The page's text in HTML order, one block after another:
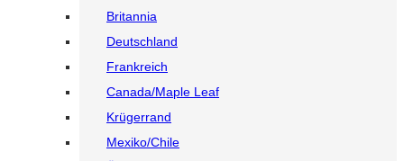
Britannia
Deutschland
Frankreich
Canada/Maple Leaf
Krügerrand
Mexiko/Chile